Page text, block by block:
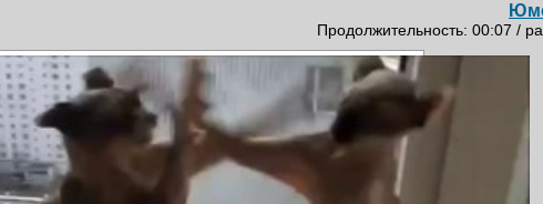
Продолжительность: 00:07 /